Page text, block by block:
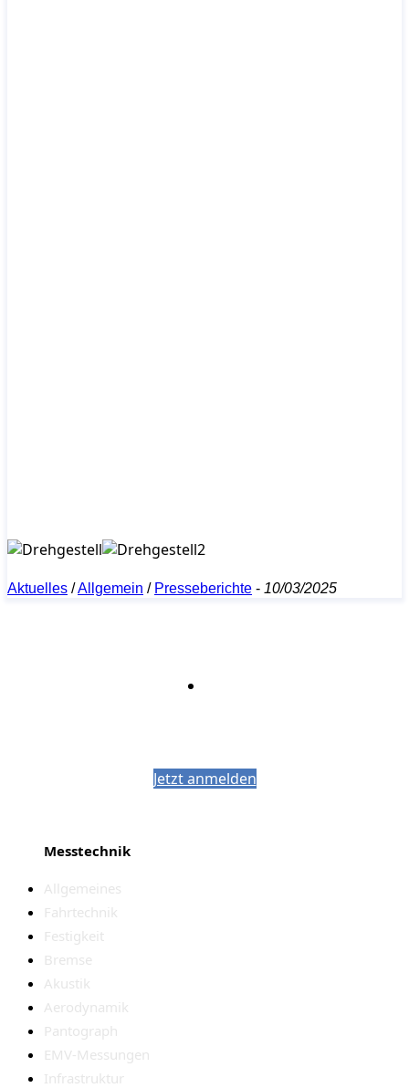
Aktuelles /Allgemein / Presseberichte - 10/03/2025
Jetzt anmelden
Messtechnik
Allgemeines
Fahrtechnik
Festigkeit
Bremse
Akustik
Aerodynamik
Pantograph
EMV-Messungen
Infrastruktur